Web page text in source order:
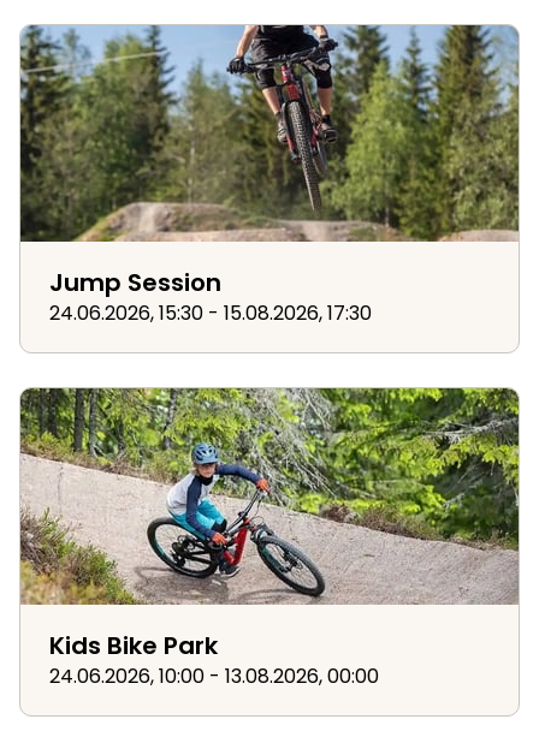
Jump Session
24.06.2026, 15:30 - 15.08.2026, 17:30
Jump Session
Kids Bike Park
24.06.2026, 10:00 - 13.08.2026, 00:00
Kids Bike Park